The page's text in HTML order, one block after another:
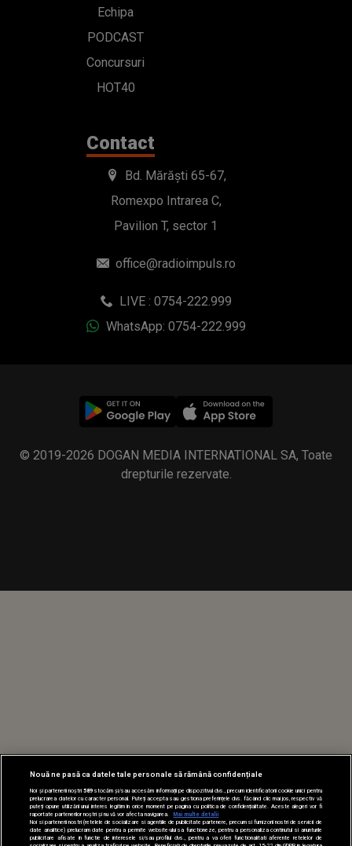
Echipa
PODCAST
Concursuri
HOT40
Contact
Bd. Mărăști 65-67,
Romexpo Intrarea C,
Pavilion T, sector 1
office@radioimpuls.ro
LIVE : 0754-222.999
WhatsApp: 0754-222.999
© 2019-2026 DOGAN MEDIA INTERNATIONAL SA, Toate
drepturile rezervate.
Nouă ne pasă ca datele tale personale să rămână confidențiale
Noi și partenerii noștri589stocăm și/sau accesăm informații pe dispozitivul dvs., precum identificatorii cookie unici pentru
prelucrarea datelor cu caracter personal. Puteți accepta sau gestiona preferințele dvs. făcând clic mai jos, respectiv vă
puteți opune utilizării unui interes legitim în orice moment pe pagina cu politica de confidențialitate. Aceste alegeri vor fi
raportate partenerilor noștri și nu vă vor afecta navigarea.
Mai multe detalii
Noi si partenerii nostri (retelele de socializare si agentiile de publicitate partenere, precum si furnizorii nostri de servicii de
date analitice) prelucram date pentru a permite website-ului sa functioneze, pentru a personaliza continutul si anunturile
publicitare afisate in functie de interesele si/sau profilul dvs., pentru a va oferi functionalitati aferente retelelor de